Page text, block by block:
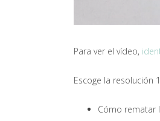
Para ver el vídeo,
Escoge la resolución
Cómo rematar